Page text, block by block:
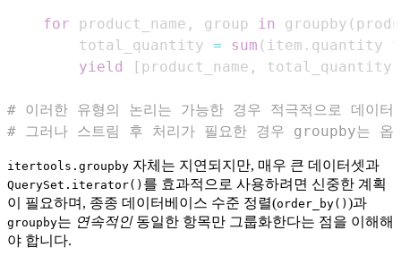
for product_name , group in groupby (
        total_quantity
= sum ( item . quantity
yield
[ product_name , total_quantity
# 이러한 유형의 논리는 가능한 경우 적극적으로 데이터
# 그러나 스트림 후 처리가 필요한 경우 groupby는 옵
itertools.groupby 자체는 지연되지만, 매우 큰 데이터셋과
QuerySet.iterator() 를 효과적으로 사용하려면 신중한 계획
이 필요하며, 종종 데이터베이스 수준 정렬(order_by() )과
groupby는 연속적인동일한 항목만 그룹화한다는 점을 이해해
야 합니다.